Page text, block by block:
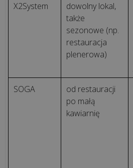
X2System
dowolny lokal,
także
sezonowe (np.
restauracja
plenerowa)
SOGA
od restauracji
po małą
kawiarnię